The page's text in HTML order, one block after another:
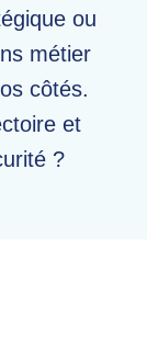
ou
métier
côtés.
et
?